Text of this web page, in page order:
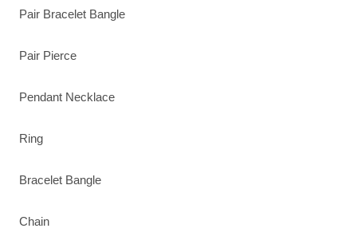
Pair Bracelet Bangle
Pair Pierce
Pendant Necklace
Ring
Bracelet Bangle
Chain